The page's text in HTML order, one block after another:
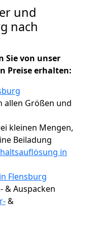
und
nach
Sie von unser
Preise erhalten:
allen Größen und
kleinen Mengen,
Beiladung
in
Flensburg
& Auspacken
&